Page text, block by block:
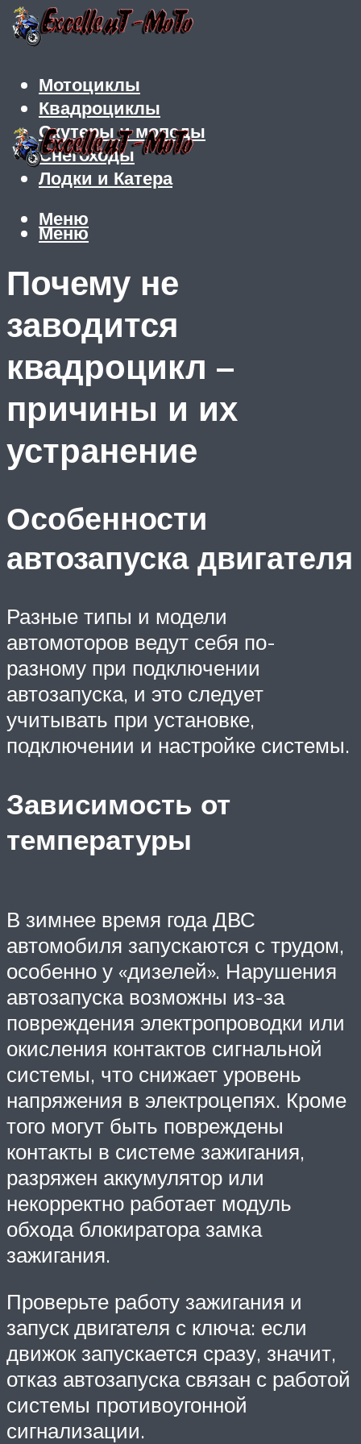
Мотоциклы
Квадроциклы
Скутеры и мопеды
Снегоходы
Лодки и Катера
Меню
Меню
Почему не
заводится
квадроцикл –
причины и их
устранение
Особенности
автозапуска двигателя
Разные типы и модели
автомоторов ведут себя по-
разному при подключении
автозапуска, и это следует
учитывать при установке,
подключении и настройке системы.
Зависимость от
температуры
В зимнее время года ДВС
автомобиля запускаются с трудом,
особенно у «дизелей». Нарушения
автозапуска возможны из-за
повреждения электропроводки или
окисления контактов сигнальной
системы, что снижает уровень
напряжения в электроцепях. Кроме
того могут быть повреждены
контакты в системе зажигания,
разряжен аккумулятор или
некорректно работает модуль
обхода блокиратора замка
зажигания.
Проверьте работу зажигания и
запуск двигателя с ключа: если
движок запускается сразу, значит,
отказ автозапуска связан с работой
системы противоугонной
сигнализации.